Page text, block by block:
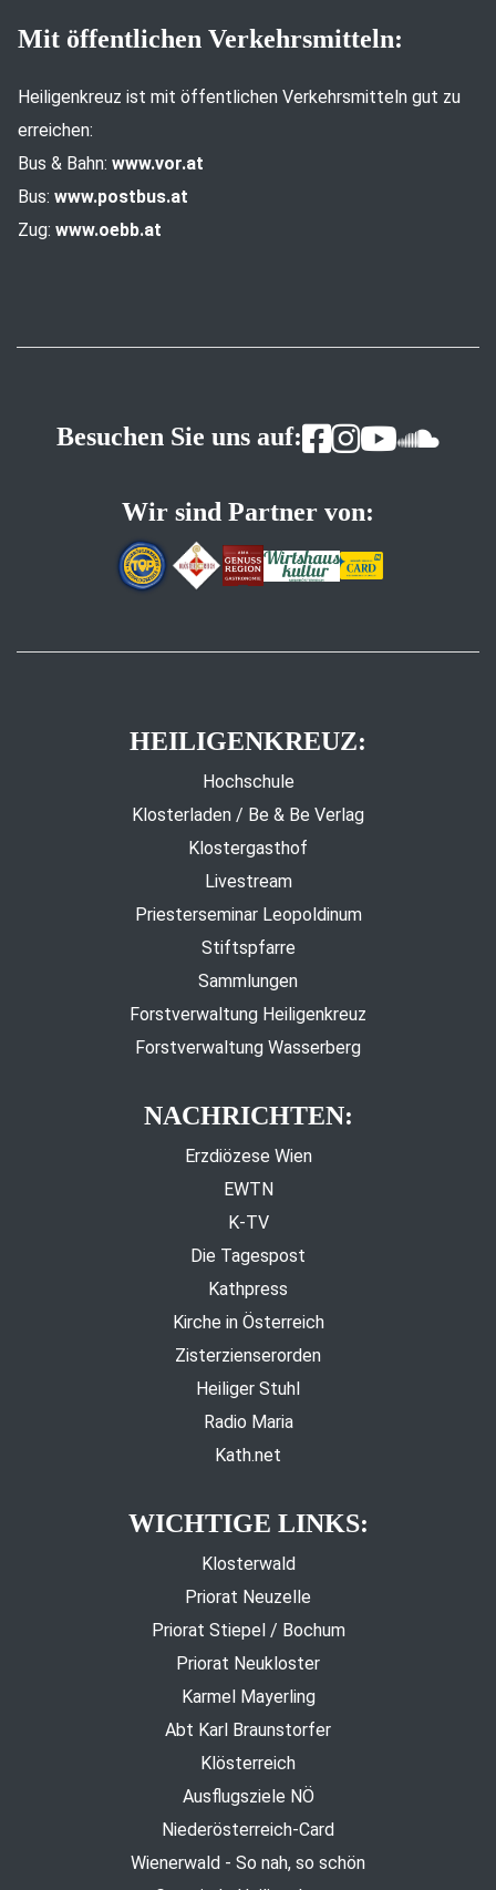
Mit öffentlichen Verkehrsmitteln:
Heiligenkreuz ist mit öffentlichen Verkehrsmitteln gut zu
erreichen:
Bus & Bahn: www.vor.at
Bus: www.postbus.at
Zug: www.oebb.at
Besuchen Sie uns auf:
Wir sind Partner von:
HEILIGENKREUZ:
Hochschule
Klosterladen / Be & Be Verlag
Klostergasthof
Livestream
Priesterseminar Leopoldinum
Stiftspfarre
Sammlungen
Forstverwaltung Heiligenkreuz
Forstverwaltung Wasserberg
NACHRICHTEN:
Erzdiözese Wien
EWTN
K-TV
Die Tagespost
Kathpress
Kirche in Österreich
Zisterzienserorden
Heiliger Stuhl
Radio Maria
Kath.net
WICHTIGE LINKS:
Klosterwald
Priorat Neuzelle
Priorat Stiepel / Bochum
Priorat Neukloster
Karmel Mayerling
Abt Karl Braunstorfer
Klösterreich
Ausflugsziele NÖ
Niederösterreich-Card
Wienerwald - So nah, so schön